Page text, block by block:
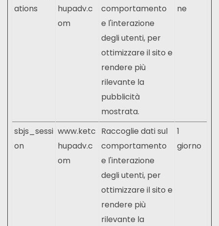
ations
hupadv.c
om
comportamento
e l'interazione
degli utenti, per
ottimizzare il sito e
rendere più
rilevante la
pubblicità
mostrata.
ne
sbjs_sessi
on
www.ketc
hupadv.c
om
Raccoglie dati sul
comportamento
e l'interazione
degli utenti, per
ottimizzare il sito e
rendere più
rilevante la
1
giorno